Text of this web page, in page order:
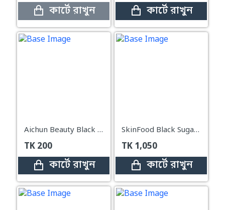
কার্টে রাখুন কার্টে রাখুন
Aichun Beauty Black Mask Whitening Deep Cleansing - 120ml
TK 200
কার্টে রাখুন
SkinFood Black Sugar Mask Wash Off – 120g
TK 1,050
কার্টে রাখুন